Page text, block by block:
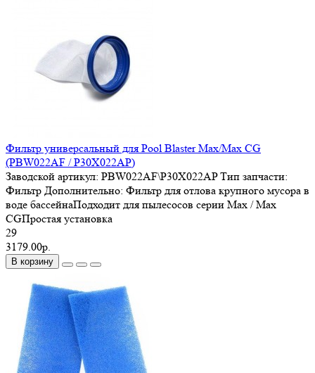
Фильтр универсальный для Pool Blaster Max/Max CG
(PBW022AF / P30X022AP)
Заводской артикул: PBW022AF\P30X022APТип запчасти:
Фильтр Дополнительно: Фильтр для отлова крупного мусора в
воде бассейнаПодходит для пылесосов серии Max / Max
CGПростая установка
29
3179.00р.
В корзину